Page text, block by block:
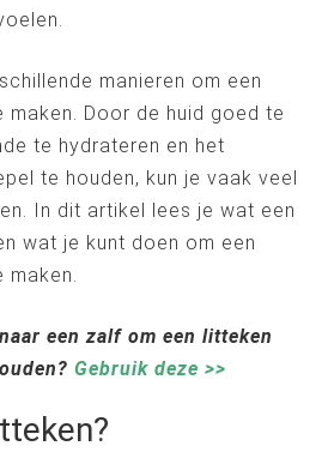
manieren om een
Door de huid goed te
te hydrateren en het
te houden, kun je vaak veel
In dit artikel lees je wat een
wat je kunt doen om een
maken.
een zalf om een litteken
Gebruik deze >>